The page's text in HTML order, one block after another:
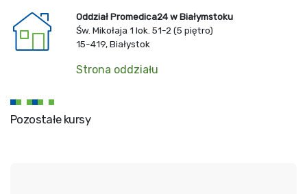
Oddział Promedica24 w Białymstoku
Św. Mikołaja 1 lok. 51-2 (5 piętro)
15-419, Białystok
Strona oddziału
Pozostałe kursy